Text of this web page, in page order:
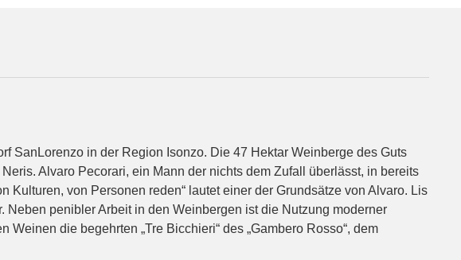
SanLorenzo in der Region Isonzo. Die 47 Hektar Weinberge des Guts
Alvaro Pecorari, ein Mann der nichts dem Zufall überlässt, in bereits
Kulturen, von Personen reden“ lautet einer der Grundsätze von Alvaro. Lis
penibler Arbeit in den Weinbergen ist die Nutzung moderner
die begehrten „Tre Bicchieri“ des „Gambero Rosso“, dem